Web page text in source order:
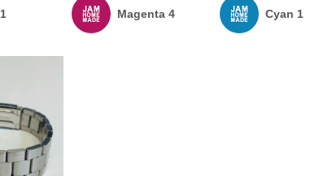
Magenta 4 Cyan 1